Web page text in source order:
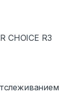
CHOICE R3